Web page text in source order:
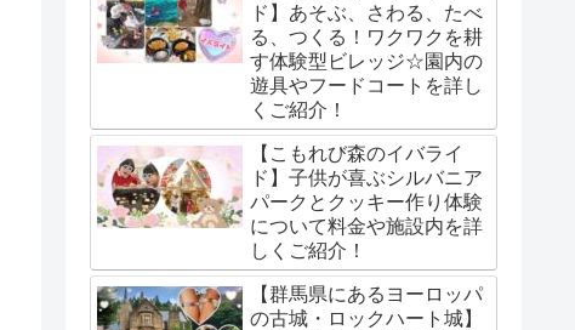
ド】あそぶ、さわる、たべ
る、つくる！ワクワクを耕
す体験型ビレッジ☆園内の
遊具やフードコートを詳し
くご紹介！
【こもれび森のイバライ
ド】子供が喜ぶシルバニア
パークとクッキー作り体験
について料金や施設内を詳
しくご紹介！
【群馬県にあるヨーロッパ
の古城・ロックハート城】